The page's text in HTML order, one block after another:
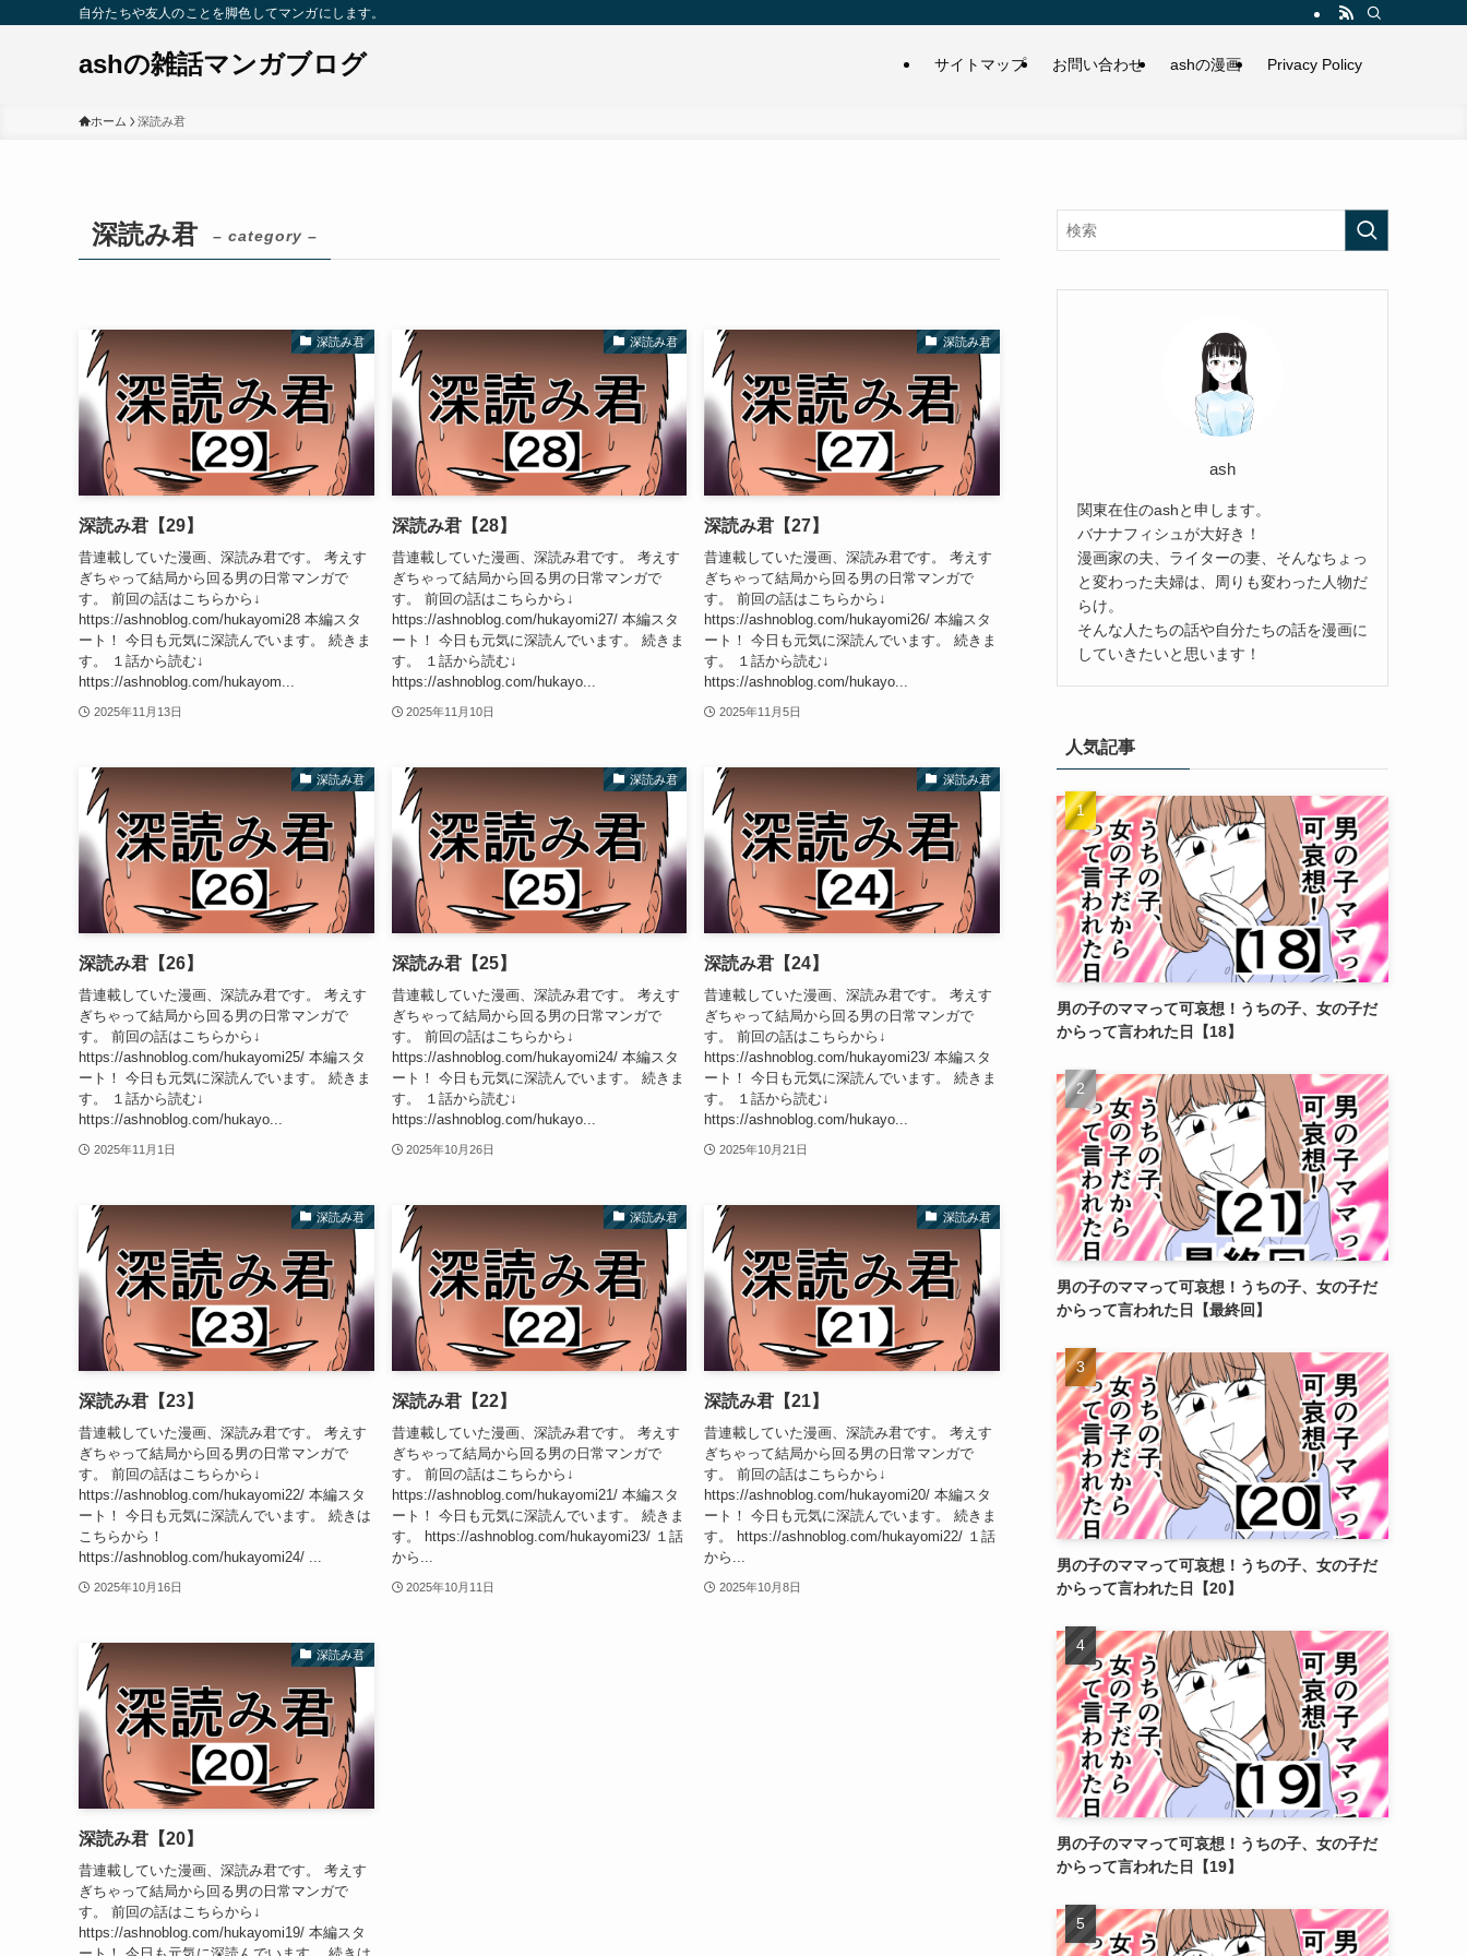
自分たちや友人のことを脚色してマンガにします。
ashの雑話マンガブログ サイトマップ お問い合わせ ashの漫画 Privacy Policy
ホーム 深読み君
深読み君 – category –
深読み君
深読み君【29】
昔連載していた漫画、深読み君です。 考えす
ぎちゃって結局から回る男の日常マンガで
す。 前回の話はこちらから↓
https://ashnoblog.com/hukayomi28 本編スタ
ート！ 今日も元気に深読んでいます。 続きま
す。 １話から読む↓
https://ashnoblog.com/hukayom...
2025年11月13日
深読み君
深読み君【28】
昔連載していた漫画、深読み君です。 考えす
ぎちゃって結局から回る男の日常マンガで
す。 前回の話はこちらから↓
https://ashnoblog.com/hukayomi27/ 本編スタ
ート！ 今日も元気に深読んでいます。 続きま
す。 １話から読む↓
https://ashnoblog.com/hukayo...
2025年11月10日
深読み君
深読み君【27】
昔連載していた漫画、深読み君です。 考えす
ぎちゃって結局から回る男の日常マンガで
す。 前回の話はこちらから↓
https://ashnoblog.com/hukayomi26/ 本編スタ
ート！ 今日も元気に深読んでいます。 続きま
す。 １話から読む↓
https://ashnoblog.com/hukayo...
2025年11月5日
深読み君
深読み君【26】
昔連載していた漫画、深読み君です。 考えす
ぎちゃって結局から回る男の日常マンガで
す。 前回の話はこちらから↓
https://ashnoblog.com/hukayomi25/ 本編スタ
ート！ 今日も元気に深読んでいます。 続きま
す。 １話から読む↓
https://ashnoblog.com/hukayo...
2025年11月1日
深読み君
深読み君【25】
昔連載していた漫画、深読み君です。 考えす
ぎちゃって結局から回る男の日常マンガで
す。 前回の話はこちらから↓
https://ashnoblog.com/hukayomi24/ 本編スタ
ート！ 今日も元気に深読んでいます。 続きま
す。 １話から読む↓
https://ashnoblog.com/hukayo...
2025年10月26日
深読み君
深読み君【24】
昔連載していた漫画、深読み君です。 考えす
ぎちゃって結局から回る男の日常マンガで
す。 前回の話はこちらから↓
https://ashnoblog.com/hukayomi23/ 本編スタ
ート！ 今日も元気に深読んでいます。 続きま
す。 １話から読む↓
https://ashnoblog.com/hukayo...
2025年10月21日
深読み君
深読み君【23】
昔連載していた漫画、深読み君です。 考えす
ぎちゃって結局から回る男の日常マンガで
す。 前回の話はこちらから↓
https://ashnoblog.com/hukayomi22/ 本編スタ
ート！ 今日も元気に深読んでいます。 続きは
こちらから！
https://ashnoblog.com/hukayomi24/ ...
2025年10月16日
深読み君
深読み君【22】
昔連載していた漫画、深読み君です。 考えす
ぎちゃって結局から回る男の日常マンガで
す。 前回の話はこちらから↓
https://ashnoblog.com/hukayomi21/ 本編スタ
ート！ 今日も元気に深読んでいます。 続きま
す。 https://ashnoblog.com/hukayomi23/ １話
から...
2025年10月11日
深読み君
深読み君【21】
昔連載していた漫画、深読み君です。 考えす
ぎちゃって結局から回る男の日常マンガで
す。 前回の話はこちらから↓
https://ashnoblog.com/hukayomi20/ 本編スタ
ート！ 今日も元気に深読んでいます。 続きま
す。 https://ashnoblog.com/hukayomi22/ １話
から...
2025年10月8日
深読み君
深読み君【20】
昔連載していた漫画、深読み君です。 考えす
ぎちゃって結局から回る男の日常マンガで
す。 前回の話はこちらから↓
https://ashnoblog.com/hukayomi19/ 本編スタ
ash
関東在住のashと申します。
バナナフィシュが大好き！
漫画家の夫、ライターの妻、そんなちょっ
と変わった夫婦は、周りも変わった人物だ
らけ。
そんな人たちの話や自分たちの話を漫画に
していきたいと思います！
人気記事
男の子のママって可哀想！うちの子、女の子だ
からって言われた日【18】
男の子のママって可哀想！うちの子、女の子だ
からって言われた日【最終回】
男の子のママって可哀想！うちの子、女の子だ
からって言われた日【20】
男の子のママって可哀想！うちの子、女の子だ
からって言われた日【19】